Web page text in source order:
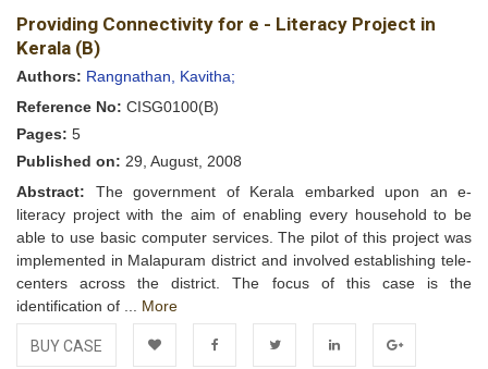
Providing Connectivity for e - Literacy Project in
Kerala (B)
Authors: Rangnathan, Kavitha;
Reference No: CISG0100(B)
Pages: 5
Published on: 29, August, 2008
Abstract: The government of Kerala embarked upon an e-
literacy project with the aim of enabling every household to be
able to use basic computer services. The pilot of this project was
implemented in Malapuram district and involved establishing tele-
centers across the district. The focus of this case is the
identification of ... More
BUY CASE